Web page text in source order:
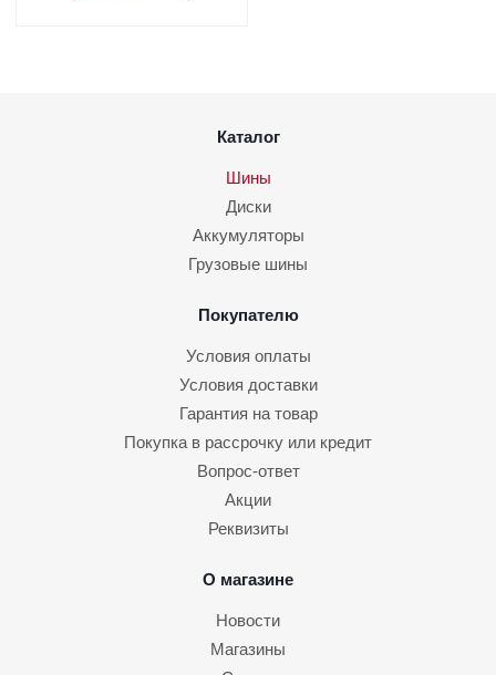
Каталог
Шины
Диски
Аккумуляторы
Грузовые шины
Покупателю
Условия оплаты
Условия доставки
Гарантия на товар
Покупка в рассрочку или кредит
Вопрос-ответ
Акции
Реквизиты
О магазине
Новости
Магазины